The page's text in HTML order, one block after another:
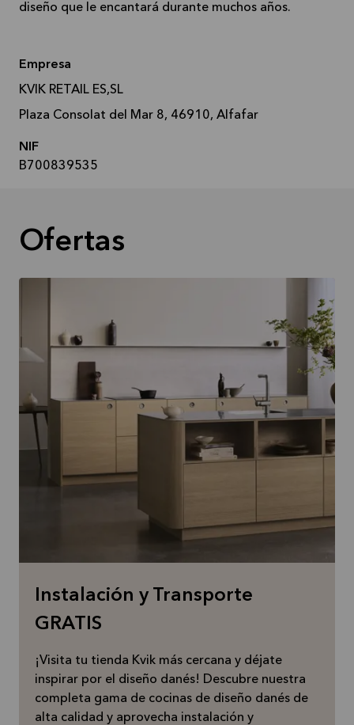
diseño que le encantará durante muchos años.
Empresa
KVIK RETAIL ES,SL
Plaza Consolat del Mar 8, 46910, Alfafar
NIF
B700839535
Ofertas
Instalación y Transporte
GRATIS
¡Visita tu tienda Kvik más cercana y déjate
inspirar por el diseño danés! Descubre nuestra
completa gama de cocinas de diseño danés de
alta calidad y aprovecha instalación y